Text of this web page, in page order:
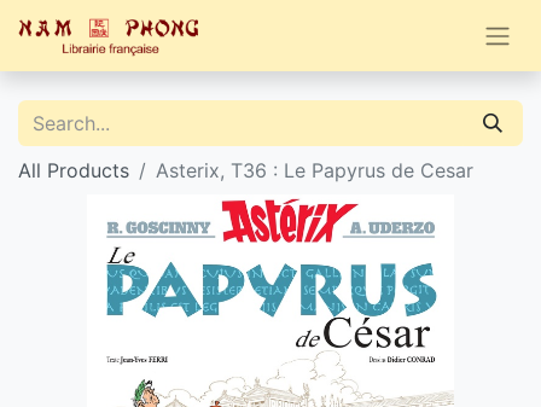
All Products Asterix, T36 : Le Papyrus de Cesar